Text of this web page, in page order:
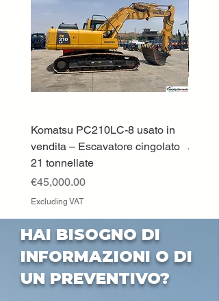
Komatsu PC210LC-8 usato in
vendita – Escavatore cingolato
21 tonnellate
Price
€45,000.00
Excluding VAT
Price
HAI BISOGNO DI
INFORMAZIONI O DI
UN PREVENTIVO?